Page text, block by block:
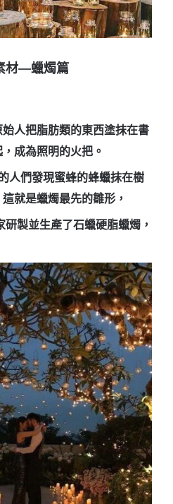
材—蠟燭篇
人把脂肪類的東西塗抹在書
成為照明的火把。
人們發現蜜蜂的蜂蠟抹在樹
就是蠟燭最先的雛形，
製並生產了石蠟硬脂蠟燭，